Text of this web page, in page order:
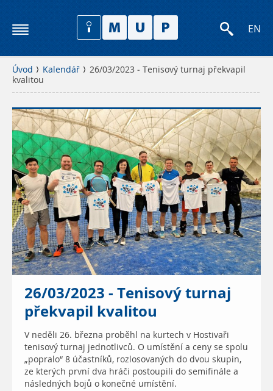
EN
Úvod Kalendář
26/03/2023 - Tenisový turnaj překvapil
kvalitou
26/03/2023 - Tenisový turnaj
překvapil kvalitou
V neděli 26. března proběhl na kurtech v Hostivaři
tenisový turnaj jednotlivců. O umístění a ceny se spolu
„popralo“ 8 účastníků, rozlosovaných do dvou skupin,
ze kterých první dva hráči postoupili do semifinále a
následných bojů o konečné umístění.